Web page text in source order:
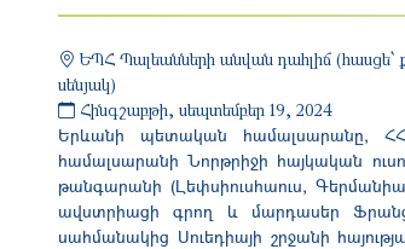
ԵՊՀ Պալեանների անվան դահլիճ (հասցե՝
սենյակ)
Հինգշաբթի, սեպտեմբեր 19, 2024
Երևանի պետական համալսարանը, ՀՀ
համալսարանի Նորթրիջի հայկական
թանգարանի (Լեփսիուսհաուս,
ավստրիացի գրող և մարդասեր Ֆրանց
սահմանակից Սուեդիայի շրջանի